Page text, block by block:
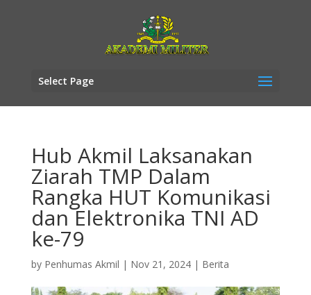
Select Page
Hub Akmil Laksanakan
Ziarah TMP Dalam
Rangka HUT Komunikasi
dan Elektronika TNI AD
ke-79
by Penhumas Akmil | Nov 21, 2024| Berita